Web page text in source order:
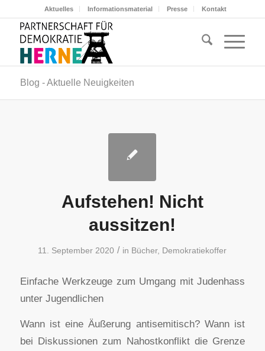
Aktuelles Informationsmaterial Presse Kontakt
Blog - Aktuelle Neuigkeiten
Aufstehen! Nicht
aussitzen!
11. September 2020 / in Bücher, Demokratiekoffer
Einfache Werkzeuge zum Umgang mit Judenhass
unter Jugendlichen
Wann ist eine Äußerung antisemitisch? Wann ist
bei Diskussionen zum Nahostkonflikt die Grenze